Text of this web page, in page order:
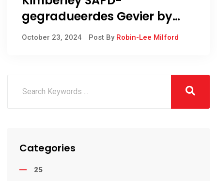
gegradueerdes Gevier by
Unieke Seremonie
October 23, 2024 Post By Robin-Lee Milford
Categories
25